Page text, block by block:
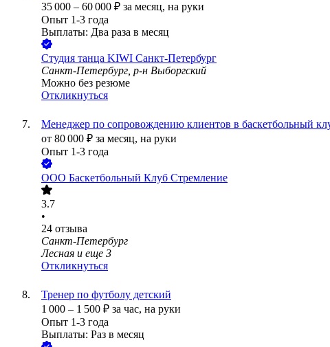
35 000 – 60 000 ₽ за месяц, на руки
Опыт 1-3 года
Выплаты: Два раза в месяц
Студия танца KIWI Санкт-Петербург
Санкт-Петербург, р-н Выборгский
Можно без резюме
Откликнуться
Менеджер по сопровождению клиентов в баскетбольный
от 80 000 ₽ за месяц, на руки
Опыт 1-3 года
ООО Баскетбольный Клуб Стремление
3.7
•
24 отзыва
Санкт-Петербург
Лесная и еще 3
Откликнуться
Тренер по футболу детский
1 000 – 1 500 ₽ за час, на руки
Опыт 1-3 года
Выплаты: Раз в месяц